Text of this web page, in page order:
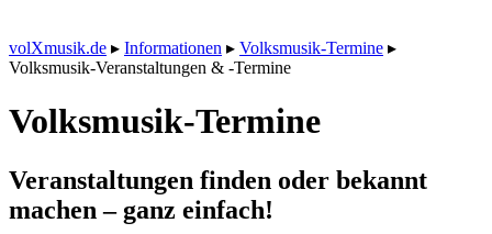
volXmusik.de ▸ Informationen ▸ Volksmusik-Termine ▸
Volksmusik-Veranstaltungen & -Termine
Volksmusik-Termine
Veranstaltungen finden oder bekannt
machen – ganz einfach!